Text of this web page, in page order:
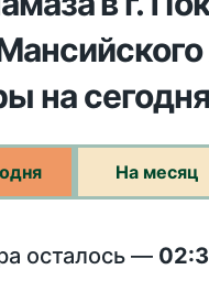
на сегодня
На месяц
осталось —